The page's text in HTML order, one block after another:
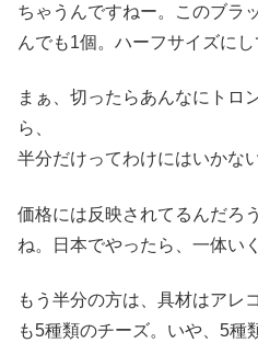
ちゃうんですねー。このブラ
んでも1個。ハーフサイズにし
まぁ、切ったらあんなにトロ
ら、
半分だけってわけにはいかな
価格には反映されてるんだろ
ね。日本でやったら、一体い
もう半分の方は、具材はアレ
も5種類のチーズ。いや、5種